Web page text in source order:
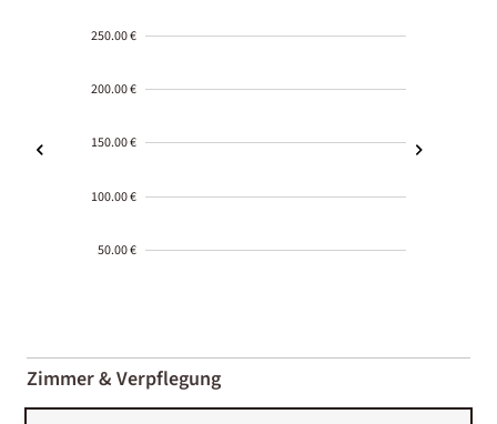
250.00 €
200.00 €
150.00 €
100.00 €
50.00 €
01-02
Zimmer & Verpflegung